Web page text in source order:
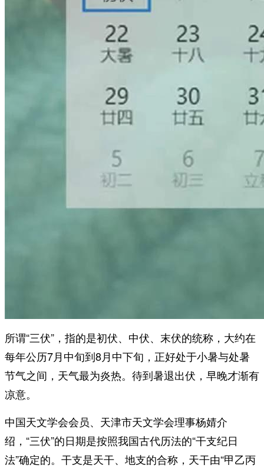
所谓“三伏”，指的是初伏、中伏、末伏的统称，大约在
每年公历7月中旬到8月中下旬，正好处于小暑与处暑
节气之间，天气最为炎热。待到暑退出伏，早晚才渐有
凉意。
中国天文学会会员、天津市天文学会理事杨婧介
绍，“三伏”的日期是按照我国古代历法的“干支纪日
法”确定的。干支是天干、地支的合称，天干由“甲乙丙